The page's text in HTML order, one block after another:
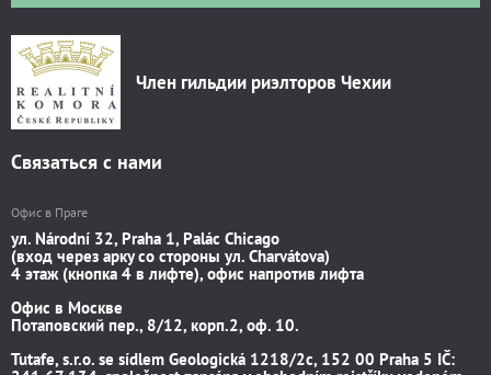
Член гильдии риэлторов Чехии
Связаться с нами
Офис в Праге
ул. Národní 32, Praha 1, Palác Chicago
(вход через арку со стороны ул. Charvátova)
4 этаж (кнопка 4 в лифте), офис напротив лифта
Офис в Москве
Потаповский пер., 8/12, корп.2, оф. 10.
Tutafe, s.r.o. se sídlem Geologická 1218/2c, 152 00 Praha 5 IČ: